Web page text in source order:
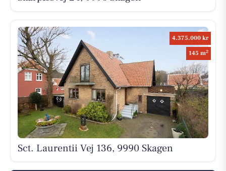
4.375.000 kr
145 m2
Sct. Laurentii Vej 136, 9990 Skagen